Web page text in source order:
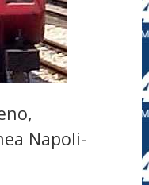
Napoli-